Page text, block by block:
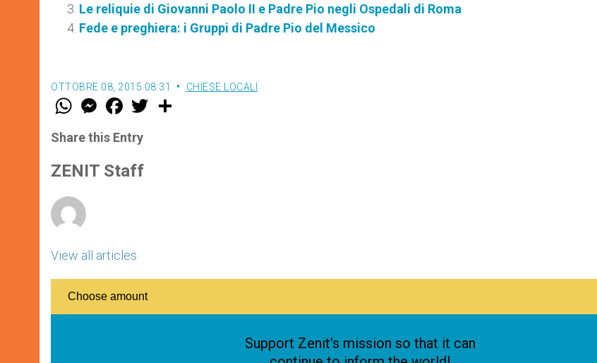
Le reliquie di Giovanni Paolo II e Padre Pio negli Ospedali di Roma
Fede e preghiera: i Gruppi di Padre Pio del Messico
OTTOBRE 08, 2015 08:31 CHIESE LOCALI
W
t
s
p
p
M
e
s
e
g
e
F
a
e
b
o
k
w
Share this Entry
ZENIT Staff
View all articles